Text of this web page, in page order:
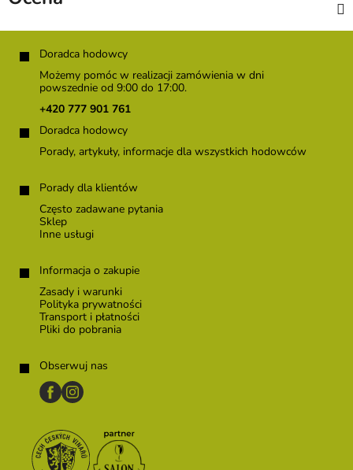
Doradca hodowcy
Możemy pomóc w realizacji zamówienia w dni
powszednie od 9:00 do 17:00.
+420 777 901 761
Doradca hodowcy
Porady, artykuły, informacje dla wszystkich hodowców
Porady dla klientów
Często zadawane pytania
Sklep
Inne usługi
Informacja o zakupie
Zasady i warunki
Polityka prywatności
Transport i płatności
Pliki do pobrania
Obserwuj nas